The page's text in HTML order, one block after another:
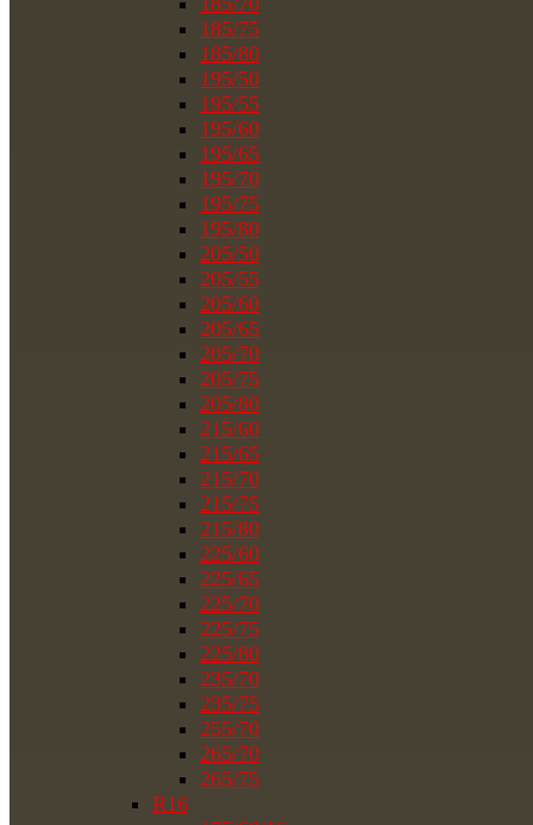
185/75
185/80
195/50
195/55
195/60
195/65
195/70
195/75
195/80
205/50
205/55
205/60
205/65
205/70
205/75
205/80
215/60
215/65
215/70
215/75
215/80
225/60
225/65
225/70
225/75
225/80
235/70
235/75
255/70
265/70
265/75
R16